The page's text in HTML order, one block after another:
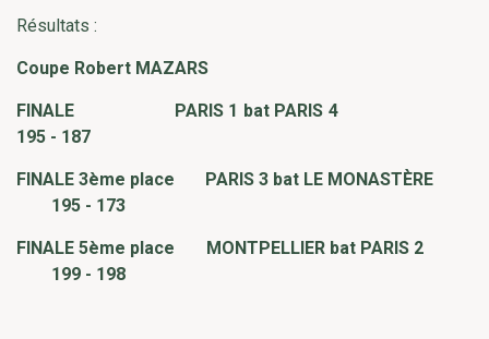
Résultats :
Coupe Robert MAZARS
FINALE PARIS 1 bat PARIS 4
195 - 187
FINALE 3ème place PARIS 3 bat LE MONASTÈRE
195 - 173
FINALE 5ème place MONTPELLIER bat PARIS 2
199 - 198